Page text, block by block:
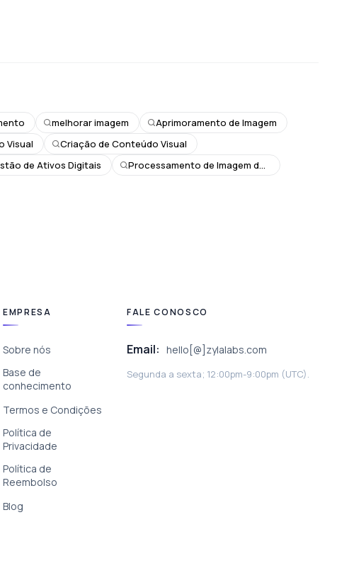
melhorar imagem
Aprimoramento de Imagem
Visual
Criação de Conteúdo Visual
de Ativos Digitais
Processamento de Imagem de Carros
EMPRESA
Sobre nós
Base de
conhecimento
Termos e Condições
Política de
Privacidade
Política de
Reembolso
Blog
FALE CONOSCO
Email: hello[@]zylalabs.com
Segunda a sexta; 12:00pm-9:00pm (UTC).